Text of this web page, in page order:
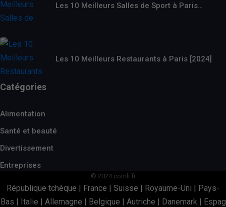
Les 10 Meilleurs Salles de Sport à Paris…
Les 10 Meilleurs Restaurants à Paris [2024]
Catégories
Alimentation
Santé et beauté
Divertissement
Entreprises
© 2024 comli.fr
République tchèque | France | Suisse | Royaume-Uni | Pays-
Bas | Italie | Allemagne | Belgique | Autriche | Danemark | Espag